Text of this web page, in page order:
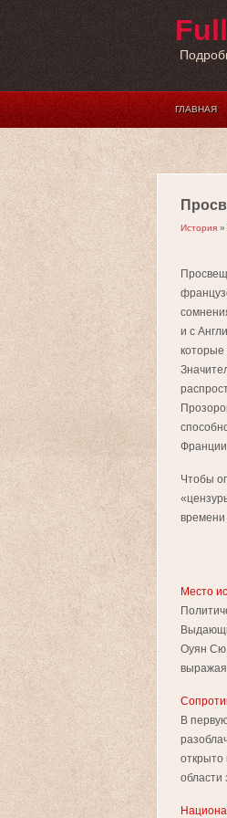
ГЛАВНАЯ
История »
и с
которые
Чтобы
Место
Оуян
вы­ражая
В
открыто
области